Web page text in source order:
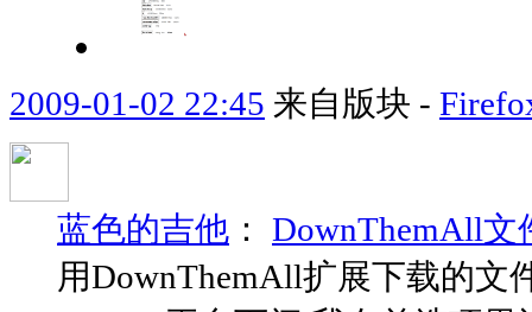
2009-01-02 22:45 来自版块 -
蓝色的吉他 ： DownThemAll文
用DownThemAll扩展下载的文